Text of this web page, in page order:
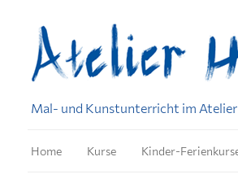
Mal- und Kunstunterricht im
Home Kurse Kinder-